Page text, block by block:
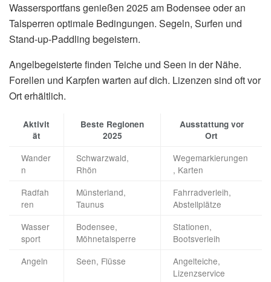
Wassersportfans genießen 2025 am Bodensee oder an
Talsperren optimale Bedingungen. Segeln, Surfen und
Stand-up-Paddling begeistern.
Angelbegeisterte finden Teiche und Seen in der Nähe.
Forellen und Karpfen warten auf dich. Lizenzen sind oft vor
Ort erhältlich.
Aktivit
ät
Beste Regionen
2025
Ausstattung vor
Ort
Wander
n
Schwarzwald,
Rhön
Wegemarkierungen
, Karten
Radfah
ren
Münsterland,
Taunus
Fahrradverleih,
Abstellplätze
Wasser
sport
Bodensee,
Möhnetalsperre
Stationen,
Bootsverleih
Angeln
Seen, Flüsse
Angelteiche,
Lizenzservice